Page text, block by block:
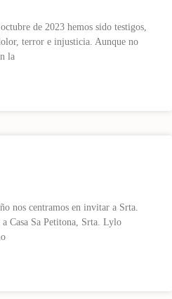
de 2023 hemos sido testigos,
terror e injusticia. Aunque no
la
nos centramos en invitar a Srta.
Casa Sa Petitona, Srta. Lylo